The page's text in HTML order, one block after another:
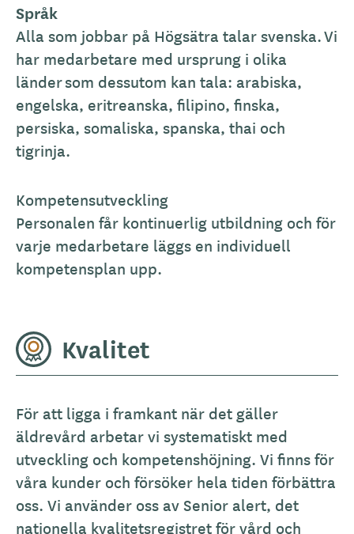
Språk
Alla som jobbar på Högsätra talar svenska. Vi
har medarbetare med ursprung i olika
länder som dessutom kan tala: arabiska,
engelska, eritreanska, filipino, finska,
persiska, somaliska, spanska, thai och
tigrinja.
Kompetensutveckling
Personalen får kontinuerlig utbildning och för
varje medarbetare läggs en individuell
kompetensplan upp.
Kvalitet
För att ligga i framkant när det gäller
äldrevård arbetar vi systematiskt med
utveckling och kompetenshöjning. Vi finns för
våra kunder och försöker hela tiden förbättra
oss. Vi använder oss av Senior alert, det
nationella kvalitetsregistret för vård och